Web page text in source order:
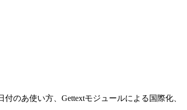
のあ使い方、Gettextモジュールによる国際化、